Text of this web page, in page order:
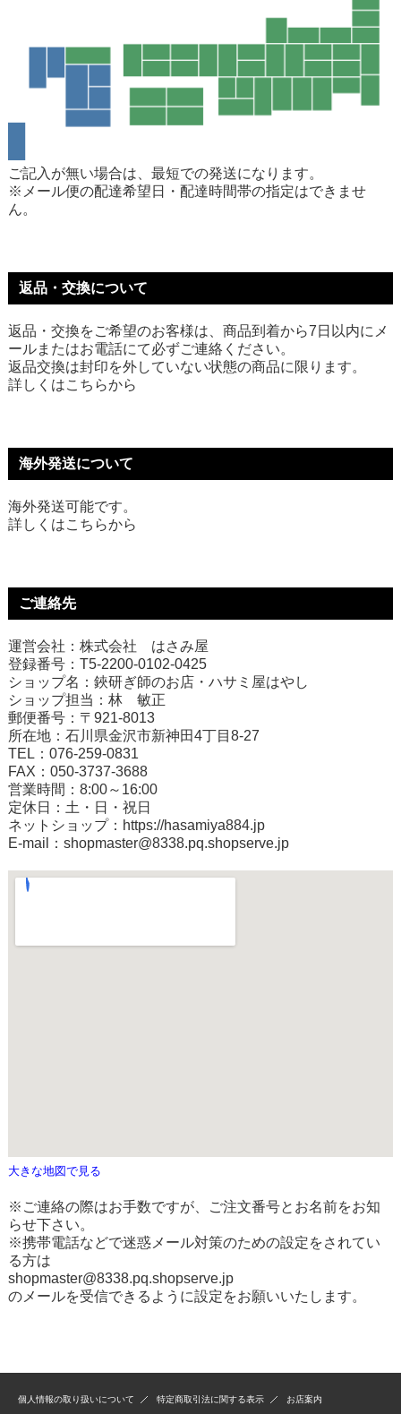
ご記入が無い場合は、最短での発送になります。
※メール便の配達希望日・配達時間帯の指定はできませ
ん。
返品・交換について
返品・交換をご希望のお客様は、商品到着から7日以内にメ
ールまたはお電話にて必ずご連絡ください。
返品交換は封印を外していない状態の商品に限ります。
詳しくはこちらから
海外発送について
海外発送可能です。
詳しくはこちらから
ご連絡先
運営会社：株式会社 はさみ屋
登録番号：T5-2200-0102-0425
ショップ名：鋏研ぎ師のお店・ハサミ屋はやし
ショップ担当：林 敏正
郵便番号：〒921-8013
所在地：石川県金沢市新神田4丁目8-27
TEL：076-259-0831
FAX：050-3737-3688
営業時間：8:00～16:00
定休日：土・日・祝日
ネットショップ： https://hasamiya884.jp
E-mail：shopmaster@8338.pq.shopserve.jp
大きな地図で見る
※ご連絡の際はお手数ですが、ご注文番号とお名前をお知
らせ下さい。
※携帯電話などで迷惑メール対策のための設定をされてい
る方は
shopmaster@8338.pq.shopserve.jp
のメールを受信できるように設定をお願いいたします。
個人情報の取り扱いについて 特定商取引法に関する表示 お店案内